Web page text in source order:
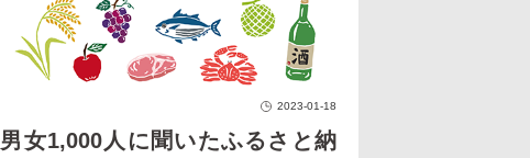
2023-01-18
男女1,000人に聞いたふるさと納